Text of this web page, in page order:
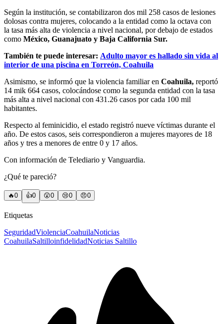
Según la institución, se contabilizaron dos mil 258 casos de lesiones
dolosas contra mujeres, colocando a la entidad como la octava con
la tasa más alta de violencia a nivel nacional, por debajo de estados
como México, Guanajuato y Baja California Sur.
También te puede interesar: Adulto mayor es hallado sin vida al
interior de una piscina en Torreón, Coahuila
Asimismo, se informó que la violencia familiar en Coahuila, reportó
14 mik 664 casos, colocándose como la segunda entidad con la tasa
más alta a nivel nacional con 431.26 casos por cada 100 mil
habitantes.
Respecto al feminicidio, el estado registró nueve víctimas durante el
año. De estos casos, seis correspondieron a mujeres mayores de 18
años y tres a menores de entre 0 y 17 años.
Con información de Telediario y Vanguardia.
¿Qué te pareció?
🔥0 👍0 😲0 😢0 😠0
Etiquetas
SeguridadViolenciaCoahuilaNoticias
CoahuilaSaltilloinfidelidadNoticias Saltillo